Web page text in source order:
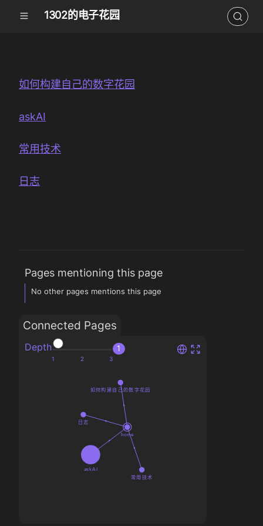
1302的电子花园
如何构建自己的数字花园
askAI
常用技术
日志
Connected Pages
Depth 1
Pages mentioning this page
No other pages mentions this page